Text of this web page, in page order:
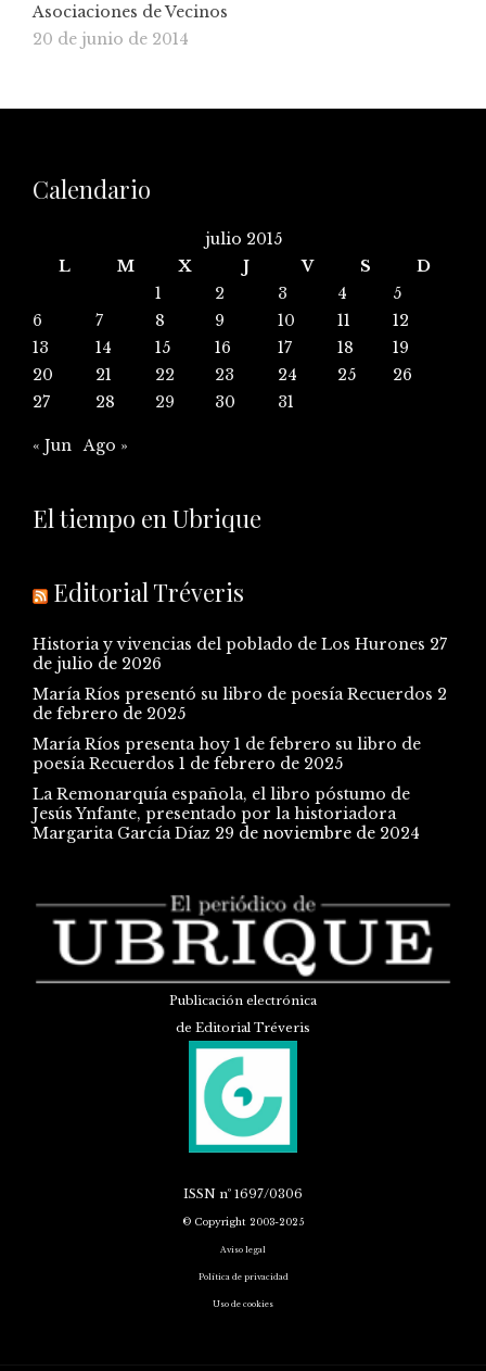
Asociaciones de Vecinos
20 de junio de 2014
Calendario
julio 2015
L
M X J V S
D
1
2 3 4
5
6
7 8 9 10 11
12
13
14 15 16 17 18
19
20
21 22 23 24 25
26
27
28 29 30 31
« Jun Ago »
El tiempo en Ubrique
Editorial Tréveris
Historia y vivencias del poblado de Los Hurones 27
de julio de 2026
María Ríos presentó su libro de poesía Recuerdos 2
de febrero de 2025
María Ríos presenta hoy 1 de febrero su libro de
poesía Recuerdos 1 de febrero de 2025
La Remonarquía española, el libro póstumo de
Jesús Ynfante, presentado por la historiadora
Margarita García Díaz 29 de noviembre de 2024
Publicación electrónica
de Editorial Tréveris
ISSN nº 1697/0306
© Copyright 2003-2025
Aviso legal
Política de privacidad
Uso de cookies